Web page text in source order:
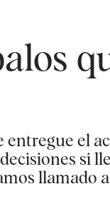
el
si
llamado